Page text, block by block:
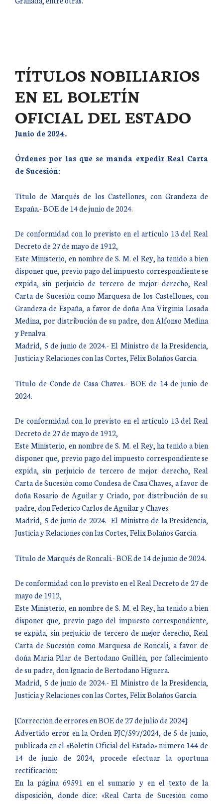
TÍTULOS NOBILIARIOS
EN EL BOLETÍN
OFICIAL DEL ESTADO
Junio de 2024.
Órdenes por las que se manda expedir Real Carta
de Sucesión:
Título de Marqués de los Castellones, con Grandeza de
España.- BOE de 14 de junio de 2024.
De conformidad con lo previsto en el artículo 13 del Real
Decreto de 27 de mayo de 1912,
Este Ministerio, en nombre de S. M. el Rey, ha tenido a bien
disponer que, previo pago del impuesto correspondiente se
expida, sin perjuicio de tercero de mejor derecho, Real
Carta de Sucesión como Marquesa de los Castellones, con
Grandeza de España, a favor de doña Ana Virginia Losada
Medina, por distribución de su padre, don Alfonso Medina
y Penalva.
Madrid, 5 de junio de 2024.- El Ministro de la Presidencia,
Justicia y Relaciones con las Cortes, Félix Bolaños García.
Título de Conde de Casa Chaves.- BOE de 14 de junio de
2024.
De conformidad con lo previsto en el artículo 13 del Real
Decreto de 27 de mayo de 1912,
Este Ministerio, en nombre de S. M. el Rey, ha tenido a bien
disponer que, previo pago del impuesto correspondiente se
expida, sin perjuicio de tercero de mejor derecho, Real
Carta de Sucesión como Condesa de Casa Chaves, a favor de
doña Rosario de Aguilar y Criado, por distribución de su
padre, don Federico Carlos de Aguilar y Chaves.
Madrid, 5 de junio de 2024.- El Ministro de la Presidencia,
Justicia y Relaciones con las Cortes, Félix Bolaños García.
Título de Marqués de Roncali.- BOE de 14 de junio de 2024.
De conformidad con lo previsto en el Real Decreto de 27 de
mayo de 1912,
Este Ministerio, en nombre de S. M. el Rey, ha tenido a bien
disponer que, previo pago del impuesto correspondiente,
se expida, sin perjuicio de tercero de mejor derecho, Real
Carta de Sucesión como Marquesa de Roncali, a favor de
doña María Pilar de Bertodano Guillén, por fallecimiento
de su padre, don Ignacio de Bertodano Higuera.
Madrid, 5 de junio de 2024.- El Ministro de la Presidencia,
Justicia y Relaciones con las Cortes, Félix Bolaños García.
[Corrección de errores en BOE de 27 de julio de 2024]:
Advertido error en la Orden PJC/597/2024, de 5 de junio,
publicada en el «Boletín Oficial del Estado» número 144 de
14 de junio de 2024, procede efectuar la oportuna
rectificación:
En la página 69591 en el sumario y en el texto de la
disposición, donde dice: «Real Carta de Sucesión como